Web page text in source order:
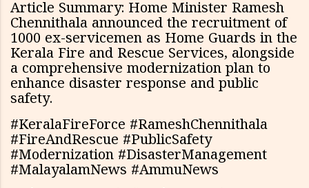
Article Summary: Home Minister Ramesh
Chennithala announced the recruitment of
1000 ex-servicemen as Home Guards in the
Kerala Fire and Rescue Services, alongside
a comprehensive modernization plan to
enhance disaster response and public
safety.
#KeralaFireForce #RameshChennithala
#FireAndRescue #PublicSafety
#Modernization #DisasterManagement
#MalayalamNews #AmmuNews